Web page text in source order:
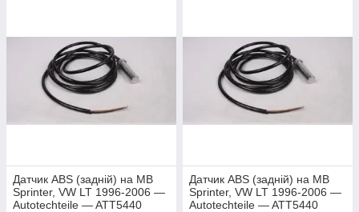
Датчик ABS (задній) на MB
Sprinter, VW LT 1996-2006 —
Autotechteile — ATT5440
Датчик ABS (задній) на MB
Sprinter, VW LT 1996-2006 —
Autotechteile — ATT5440